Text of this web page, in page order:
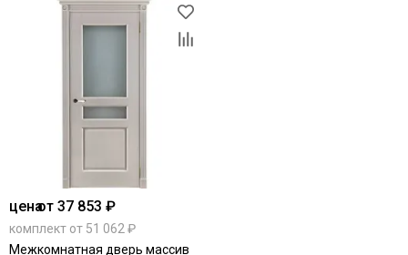
ценаот 37 853 ₽
комплект от 51 062 ₽
Межкомнатная дверь массив